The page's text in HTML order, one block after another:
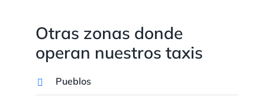
Otras zonas donde
operan nuestros taxis
Pueblos